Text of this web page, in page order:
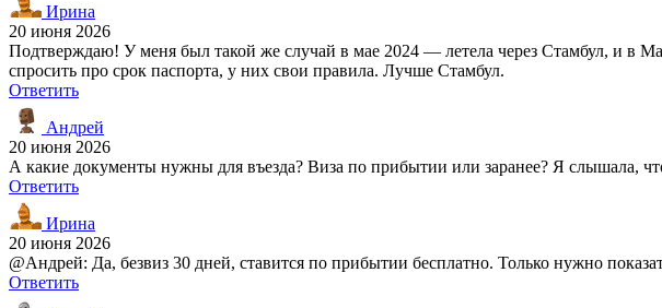
Ирина
20 июня 2026
Подтверждаю! У меня был такой же случай в мае 2024 — летела через Стамбул, и в
спросить про срок паспорта, у них свои правила. Лучше Стамбул.
Ответить
Андрей
20 июня 2026
А какие документы нужны для въезда? Виза по прибытии или заранее? Я слышала,
Ответить
Ирина
20 июня 2026
@Андрей: Да, безвиз 30 дней, ставится по прибытии бесплатно. Только нужно
Ответить